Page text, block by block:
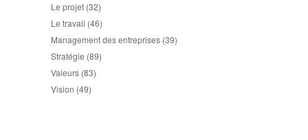
Le projet (32)
Le travail (46)
Management des entreprises (39)
Stratégie (89)
Valeurs (83)
Vision (49)